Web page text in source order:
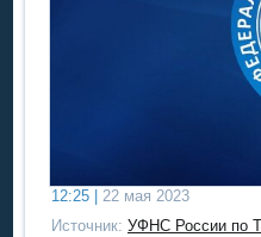
12:25 |
22 мая 2023
Источник: УФНС России по